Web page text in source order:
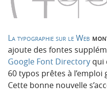
La typographie sur le Web
ajoute des fontes
Google Font Directory qui
60 typos prêtes à l’emploi
Cette bonne nouvelle